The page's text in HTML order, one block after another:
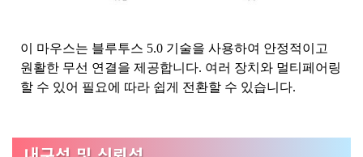
이 마우스는 블루투스 5.0 기술을 사용하여 안정적이고
원활한 무선 연결을 제공합니다. 여러 장치와 멀티페어링
할 수 있어 필요에 따라 쉽게 전환할 수 있습니다.